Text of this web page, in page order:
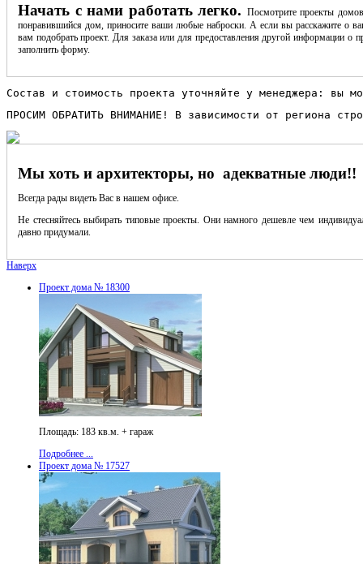
Начать с нами работать легко. Посмотрите проекты
понравившийся дом, приносите ваши любые наброски. А если вы расскажите о
вам подобрать проект. Для заказа или для предоставления другой информации о
заполнить форму.
Состав и стоимость проекта уточняйте у менеджера:
ПРОСИМ ОБРАТИТЬ ВНИМАНИЕ! В зависимости от региона
Мы хоть и архитекторы, но адекватные люди!!
Всегда рады видеть Вас в нашем офисе.
Не стесняйтесь выбирать типовые проекты. Они намного дешевле чем
давно придумали.
Наверх
Проект дома № 18300
Площадь: 183 кв.м. + гараж
Подробнее ...
Проект дома № 17527